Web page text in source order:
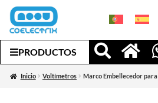
PRODUCTOS
Inicio Voltímetros Marco Embellecedor